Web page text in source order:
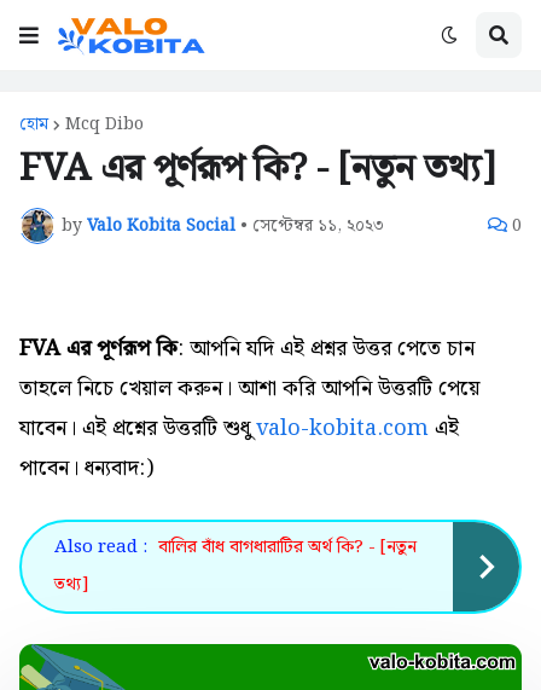
হোম Mcq Dibo
FVA এর পূর্ণরূপ কি? - [নতুন তথ্য]
byValo Kobita Social • সেপ্টেম্বর ১১, ২০২৩ 0
FVA এর পূর্ণরূপ কি: আপনি যদি এই প্রশ্নর উত্তর পেতে চান
তাহলে নিচে খেয়াল করুন। আশা করি আপনি উত্তরটি পেয়ে
যাবেন। এই প্রশ্নের উত্তরটি শুধুvalo-kobita.comএই
পাবেন। ধন্যবাদ:)
Also read : বালির বাঁধ বাগধারাটির অর্থ কি? - [নতুন
তথ্য]